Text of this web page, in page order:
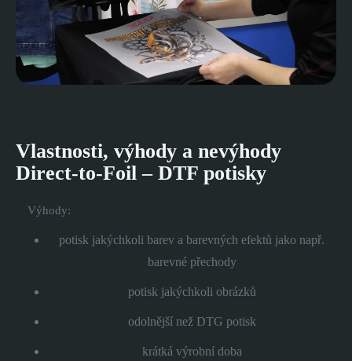
Vlastnosti, výhody a nevýhody
Direct-to-Foil – DTF potisky
Výhody:
potisk jakýchkoli barev a barevných efektů jako např.
barevné přechody
potisk jakýchkoli obrázků
odolnější než DTG potisk
krátká výrobní doba